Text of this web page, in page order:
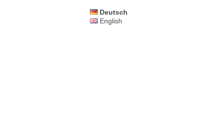
Deutsch
English